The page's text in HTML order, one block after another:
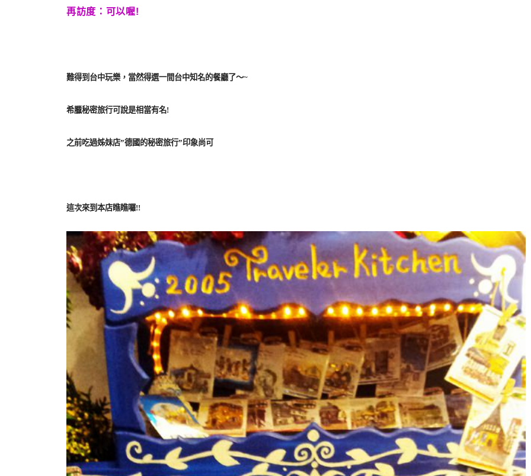
再訪度：可以喔!
難得到台中玩樂，當然得選一間台中知名的餐廳了～~
希臘秘密旅行可說是相當有名!
之前吃過姊妹店”德國的秘密旅行”印象尚可
這次來到本店瞧瞧囉!!